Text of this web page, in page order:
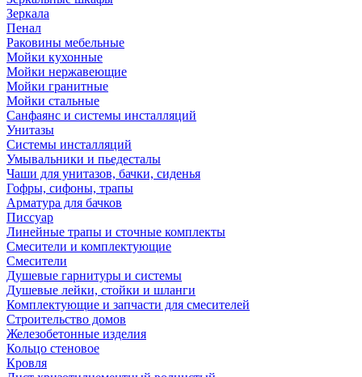
Зеркала
Пенал
Раковины мебельные
Мойки кухонные
Мойки нержавеющие
Мойки гранитные
Мойки стальные
Санфаянс и системы инсталляций
Унитазы
Системы инсталляций
Умывальники и пьедесталы
Чаши для унитазов, бачки, сиденья
Гофры, сифоны, трапы
Арматура для бачков
Писсуар
Линейные трапы и сточные комплекты
Смесители и комплектующие
Смесители
Душевые гарнитуры и системы
Душевые лейки, стойки и шланги
Комплектующие и запчасти для смесителей
Строительство домов
Железобетонные изделия
Кольцо стеновое
Кровля